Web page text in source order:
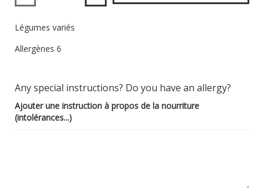
Légumes variés
Allergènes 6
Any special instructions? Do you have an allergy?
Ajouter une instruction à propos de la nourriture
(intolérances...)